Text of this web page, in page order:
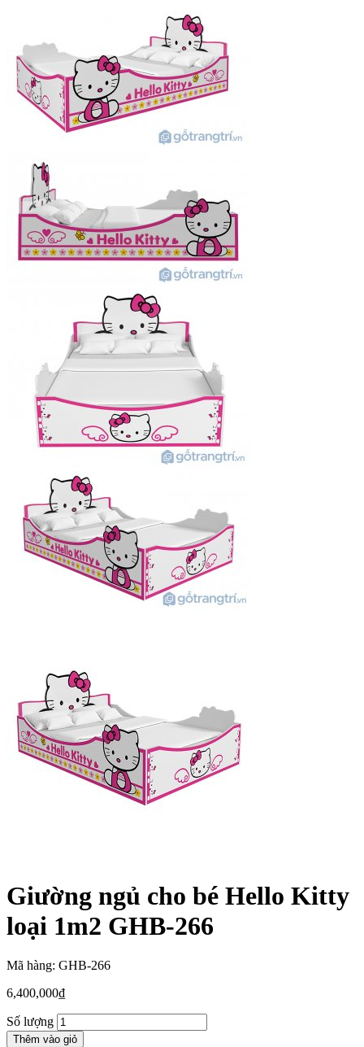
Giường ngủ cho bé Hello Kitty
loại 1m2 GHB-266
Mã hàng: GHB-266
6,400,000₫
Số lượng
Thêm vào giỏ